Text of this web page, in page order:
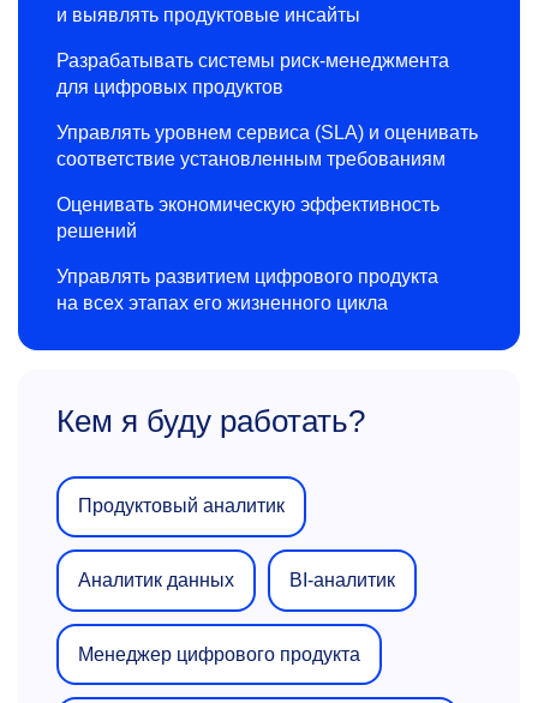
и выявлять продуктовые инсайты
Разрабатывать системы риск-менеджмента
для цифровых продуктов
Управлять уровнем сервиса (SLA) и оценивать
соответствие установленным требованиям
Оценивать экономическую эффективность
решений
Управлять развитием цифрового продукта
на всех этапах его жизненного цикла
Кем я буду работать?
Продуктовый аналитик
Аналитик данных BI-аналитик
Менеджер цифрового продукта